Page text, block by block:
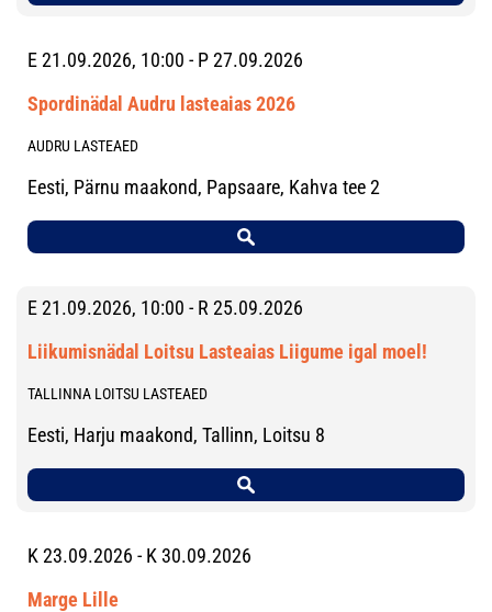
E 21.09.2026, 10:00 - P 27.09.2026
Spordinädal Audru lasteaias 2026
AUDRU LASTEAED
Eesti, Pärnu maakond, Papsaare, Kahva tee 2
E 21.09.2026, 10:00 - R 25.09.2026
Liikumisnädal Loitsu Lasteaias Liigume igal moel!
TALLINNA LOITSU LASTEAED
Eesti, Harju maakond, Tallinn, Loitsu 8
K 23.09.2026 - K 30.09.2026
Marge Lille